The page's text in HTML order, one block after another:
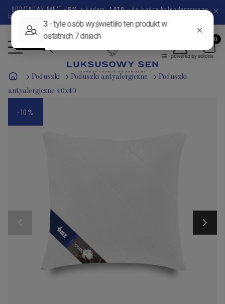
DODATKOWY RABAT-5%z kodem:LATO- do końca kalendarzowego
lata pozostało
Poduszki Poduszki antyalergiczne Poduszki
antyalergiczne 40x40
-10%